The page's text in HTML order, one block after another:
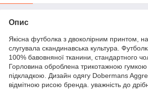
Опис
Якісна футболка з двоколірним принтом,
слугувала скандинавська культура.
100% бавовняної тканини, стандартного
Горловина оброблена трикотажною гумкою
підкладкою. Дизайн одягу Dobermans
відмітною рисою бренда. уважність до